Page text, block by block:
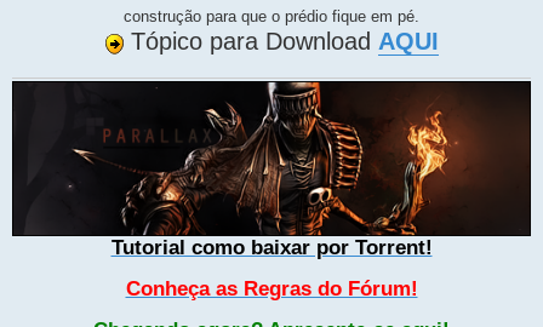
construção para que o prédio fique em pé.
Tópico para Download AQUI
Tutorial como baixar por Torrent!
Conheça as Regras do Fórum!